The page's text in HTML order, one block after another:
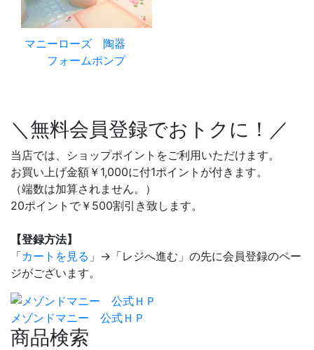
マニーローズ 陶器
フォームポンプ
＼無料会員登録でおトクに！／
当店では、ショップポイントをご利用いただけます。
お買い上げ金額￥1,000に付1ポイントが付きます。
（端数は加算されません。）
20ポイントで￥500割引き致します。
【登録方法】
「カートを見る 」→「レジへ進む」の先に会員登録のペー
ジがございます。
メゾンドマニー 公式ＨＰ
商品検索